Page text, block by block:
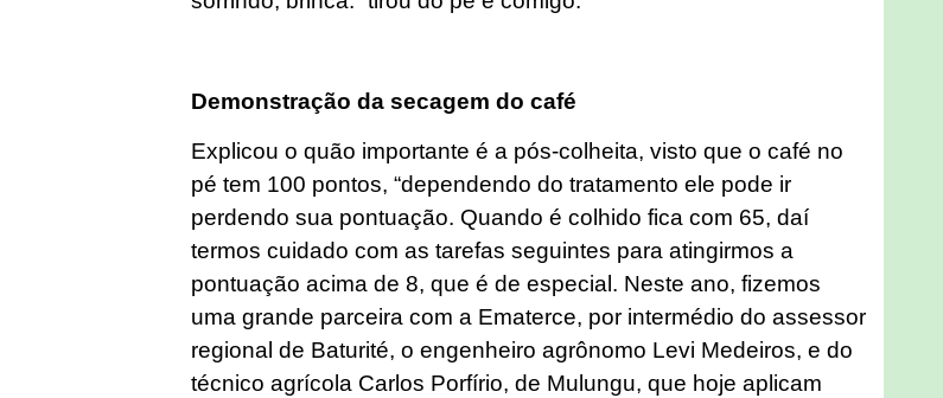
Demonstração da secagem do café
Explicou o quão importante é a pós-colheita, visto que o café no
pé tem 100 pontos, “dependendo do tratamento ele pode ir
perdendo sua pontuação. Quando é colhido fica com 65, daí
termos cuidado com as tarefas seguintes para atingirmos a
pontuação acima de 8, que é de especial. Neste ano, fizemos
uma grande parceira com a Ematerce, por intermédio do assessor
regional de Baturité, o engenheiro agrônomo Levi Medeiros, e do
técnico agrícola Carlos Porfírio, de Mulungu, que hoje aplicam